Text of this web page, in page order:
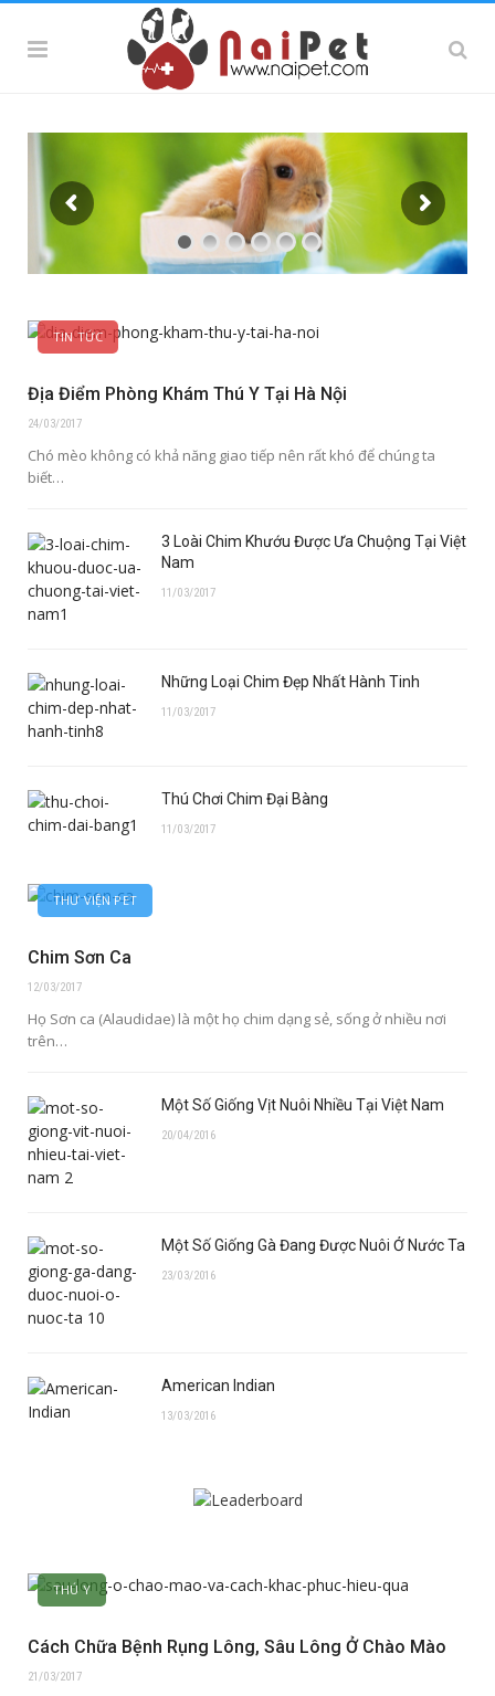
TIN TỨC
Địa Điểm Phòng Khám Thú Y Tại Hà Nội
24/03/2017
Chó mèo không có khả năng giao tiếp nên rất khó để chúng ta
biết…
3 Loài Chim Khướu Được Ưa Chuộng Tại Việt
Nam
11/03/2017
Những Loại Chim Đẹp Nhất Hành Tinh
11/03/2017
Thú Chơi Chim Đại Bàng
11/03/2017
THƯ VIỆN PET
Chim Sơn Ca
12/03/2017
Họ Sơn ca (Alaudidae) là một họ chim dạng sẻ, sống ở nhiều nơi
trên…
Một Số Giống Vịt Nuôi Nhiều Tại Việt Nam
20/04/2016
Một Số Giống Gà Đang Được Nuôi Ở Nước Ta
23/03/2016
American Indian
13/03/2016
THÚ Y
Cách Chữa Bệnh Rụng Lông, Sâu Lông Ở Chào Mào
21/03/2017